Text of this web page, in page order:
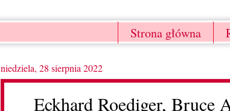
Strona główna
niedziela, 28 sierpnia 2022
Eckhard Roediger, Bruce